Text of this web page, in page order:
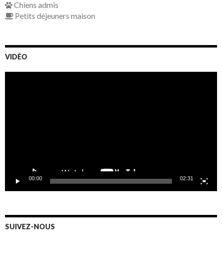
Chiens admis
Petits déjeuners maison
VIDÉO
00:00 02:31
SUIVEZ-NOUS